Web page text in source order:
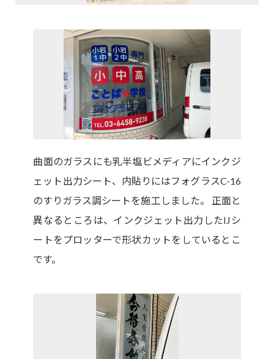
曲面のガラスにも乳半塩ビメディアにインクジ
ェット出力シート、内貼りにはフォグラスC-16
のすりガラス調シートを施工しました。 正面と
異なるところは、インクジェット出力したIJシ
ートをプロッターで形状カットをしているとこ
です。